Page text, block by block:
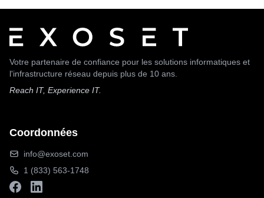
Votre partenaire de confiance pour les solutions informatiques et
l'infrastructure réseau depuis plus de 10 ans.
Reach IT, Experience IT.
Coordonnées
info@exoset.com
1 (833) 563-1748